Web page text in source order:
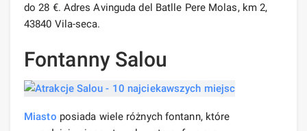
do 28 €. Adres Avinguda del Batlle Pere Molas, km 2,
43840 Vila-seca.
Fontanny Salou
Miasto posiada wiele różnych fontann, które